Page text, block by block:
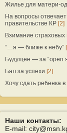
Жилье для матери-
На вопросы
правительстве КР [2]
Взимание
“…я — ближе к небу”
Будущее — за “open
Бал за успехи [2]
Хочу сдать ребенка
Наши контакты:
E-mail: